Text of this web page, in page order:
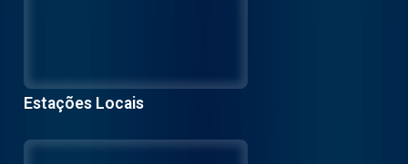
Estações Locais